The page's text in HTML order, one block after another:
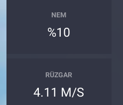
NEM
%10
RÜZGAR
4.11 M/S